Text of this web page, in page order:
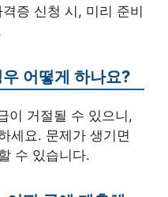
증 신청 시, 미리 준비
어떻게 하나요?
이 거절될 수 있으니,
세요. 문제가 생기면
수 있습니다.